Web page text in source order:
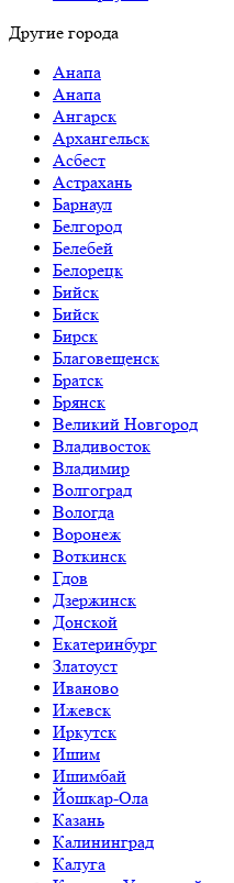
Другие города
Анапа
Анапа
Ангарск
Архангельск
Асбест
Астрахань
Барнаул
Белгород
Белебей
Белорецк
Бийск
Бийск
Бирск
Благовещенск
Братск
Брянск
Великий Новгород
Владивосток
Владимир
Волгоград
Вологда
Воронеж
Воткинск
Гдов
Дзержинск
Донской
Екатеринбург
Златоуст
Иваново
Ижевск
Иркутск
Ишим
Ишимбай
Йошкар-Ола
Казань
Калининград
Калуга